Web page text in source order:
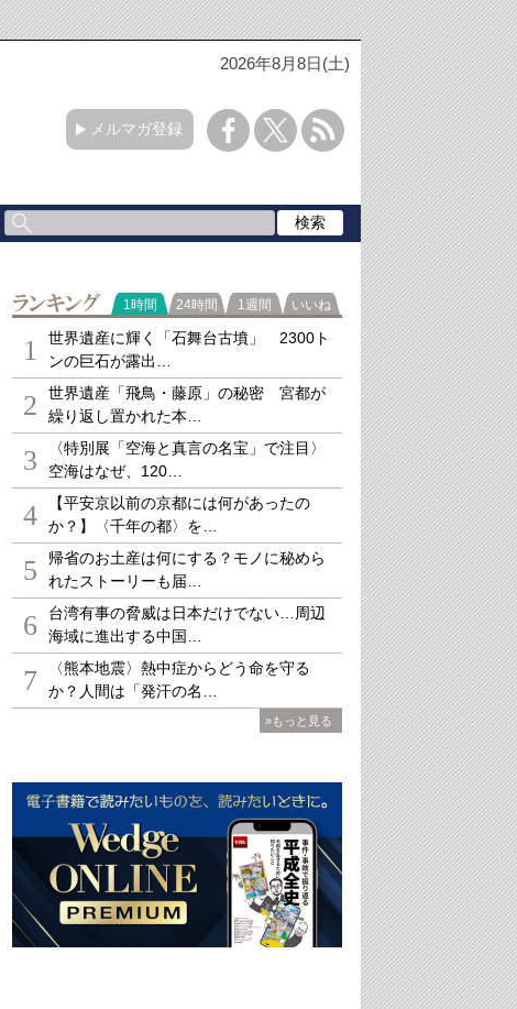
2026年8月8日(土)
メルマガ登録
ランキング
1時間 24時間 1週間 いいね
1
世界遺産に輝く「石舞台古墳」 2300ト
ンの巨石が露出…
2
世界遺産「飛鳥・藤原」の秘密 宮都が
繰り返し置かれた本…
3
〈特別展「空海と真言の名宝」で注目〉
空海はなぜ、120…
4
【平安京以前の京都には何があったの
か？】〈千年の都〉を…
5
帰省のお土産は何にする？モノに秘めら
れたストーリーも届…
6
台湾有事の脅威は日本だけでない…周辺
海域に進出する中国…
7
〈熊本地震〉熱中症からどう命を守る
か？人間は「発汗の名…
»もっと見る